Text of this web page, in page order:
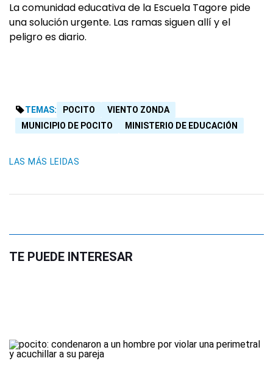
La comunidad educativa de la Escuela Tagore pide
una solución urgente. Las ramas siguen allí y el
peligro es diario.
TEMAS: POCITO
VIENTO ZONDA
MUNICIPIO DE POCITO
MINISTERIO DE EDUCACIÓN
LAS MÁS LEIDAS
TE PUEDE INTERESAR